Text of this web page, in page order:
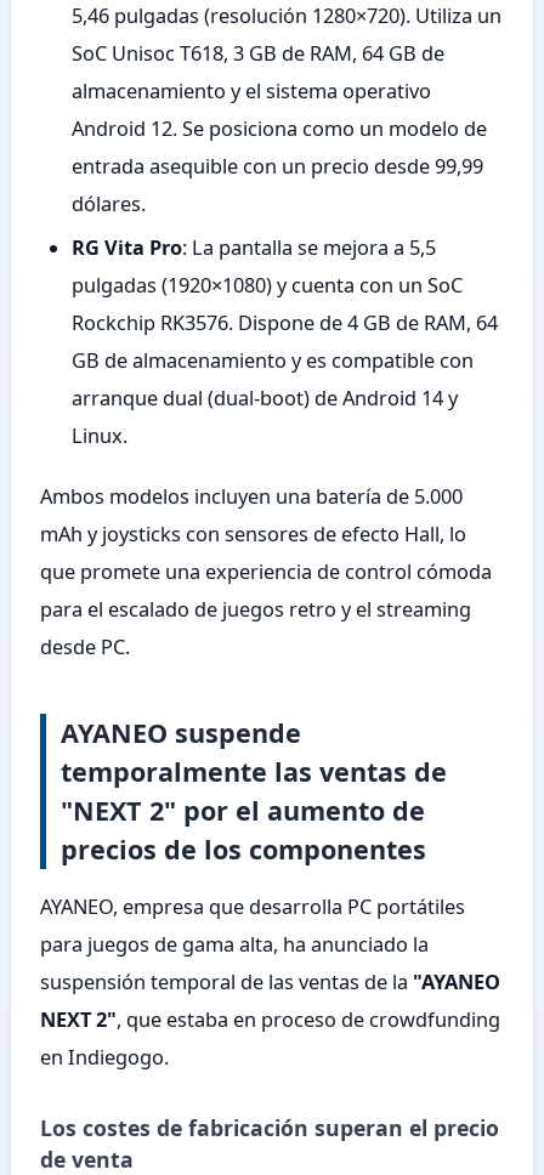
5,46 pulgadas (resolución 1280×720). Utiliza un
SoC Unisoc T618, 3 GB de RAM, 64 GB de
almacenamiento y el sistema operativo
Android 12. Se posiciona como un modelo de
entrada asequible con un precio desde 99,99
dólares.
RG Vita Pro: La pantalla se mejora a 5,5
pulgadas (1920×1080) y cuenta con un SoC
Rockchip RK3576. Dispone de 4 GB de RAM, 64
GB de almacenamiento y es compatible con
arranque dual (dual-boot) de Android 14 y
Linux.
Ambos modelos incluyen una batería de 5.000
mAh y joysticks con sensores de efecto Hall, lo
que promete una experiencia de control cómoda
para el escalado de juegos retro y el streaming
desde PC.
AYANEO suspende
temporalmente las ventas de
"NEXT 2" por el aumento de
precios de los componentes
AYANEO, empresa que desarrolla PC portátiles
para juegos de gama alta, ha anunciado la
suspensión temporal de las ventas de la "AYANEO
NEXT 2", que estaba en proceso de crowdfunding
en Indiegogo.
Los costes de fabricación superan el precio
de venta